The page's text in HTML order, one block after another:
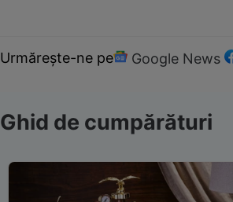
Urmărește-ne pe Google News
Ghid de cumpărături